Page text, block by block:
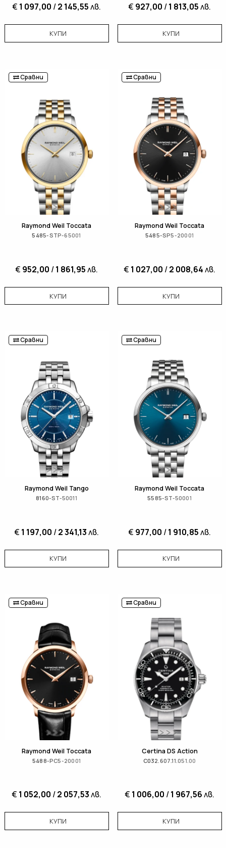
€ 1 097,00 /2 145,55лв.
КУПИ
€ 927,00 /1 813,05лв.
КУПИ
Сравни
Raymond Weil Toccata
5485-STP-65001
€ 952,00 /1 861,95лв.
КУПИ
Сравни
Raymond Weil Toccata
5485-SP5-20001
€ 1 027,00 /2 008,64лв.
КУПИ
Сравни
Raymond Weil Tango
8160-ST-50011
€ 1 197,00 /2 341,13лв.
КУПИ
Сравни
Raymond Weil Toccata
5585-ST-50001
€ 977,00 /1 910,85лв.
КУПИ
Сравни
Raymond Weil Toccata
5488-PC5-20001
€ 1 052,00 /2 057,53лв.
КУПИ
Сравни
Certina DS Action
C032.607.11.051.00
€ 1 006,00 /1 967,56лв.
КУПИ